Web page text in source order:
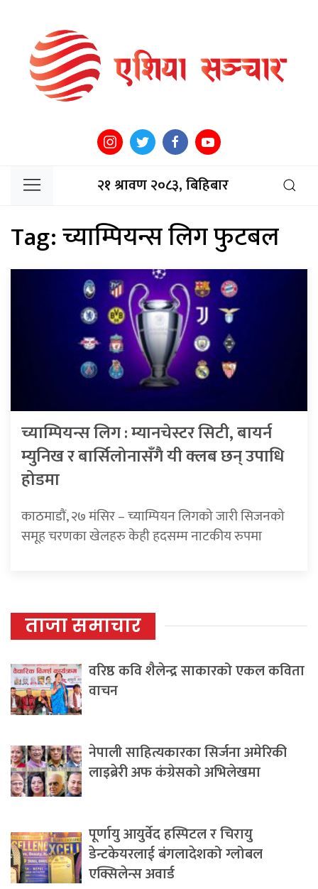
२१ श्रावण २०८३, बिहिबार
Tag:च्याम्पियन्स लिग फुटबल
च्याम्पियन्स लिग : म्यानचेस्टर सिटी, बायर्न
म्युनिख र बार्सिलोनासँगै यी क्लब छन् उपाधि
होडमा
काठमाडाैं, २७ मंसिर – च्याम्पियन लिगको जारी सिजनको
समूह चरणका खेलहरु केही हदसम्म नाटकीय रुपमा
ताजा समाचार
वरिष्ठ कवि शैलेन्द्र साकारको एकल कविता
वाचन
नेपाली साहित्यकारका सिर्जना अमेरिकी
लाइब्रेरी अफ कंग्रेसको अभिलेखमा
पूर्णायु आयुर्वेद हस्पिटल र चिरायु
डेन्टकेयरलाई बंगलादेशको ग्लोबल
एक्सिलेन्स अवार्ड